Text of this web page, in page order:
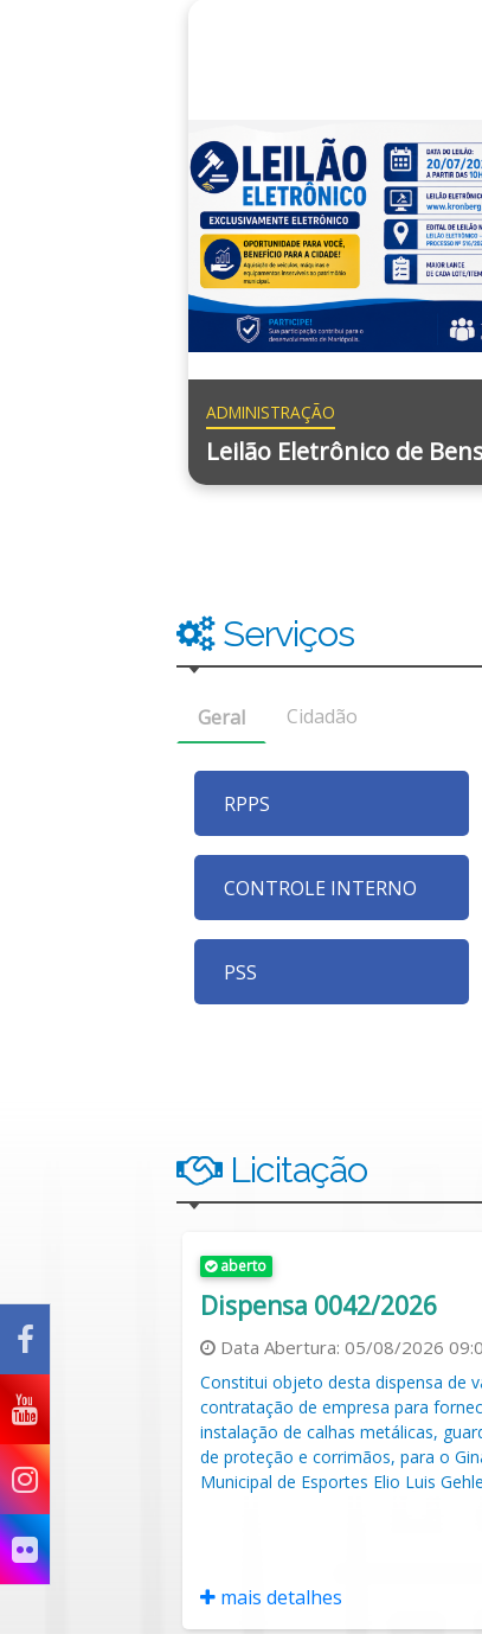
ADMINISTRAÇÃO
Leilão Eletrônico de
Serviços
Geral Cidadão
RPPS
CONTROLE INTERNO
PSS
Licitação
09:00
de valor a
de
por
aberto
Dispensa 0042/2026
Data Abertura: 05/08/2026
Constitui objeto desta dispensa de
contratação de empresa para
instalação de calhas metálicas,
de proteção e corrimãos, para o
Municipal de Esportes Elio Luis
mais detalhes